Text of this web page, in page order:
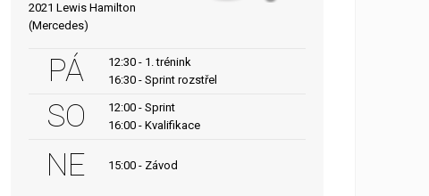
2021 Lewis Hamilton
(Mercedes)
PÁ
12:30 - 1. trénink
16:30 - Sprint rozstřel
SO
12:00 - Sprint
16:00 - Kvalifikace
NE 15:00 - Závod